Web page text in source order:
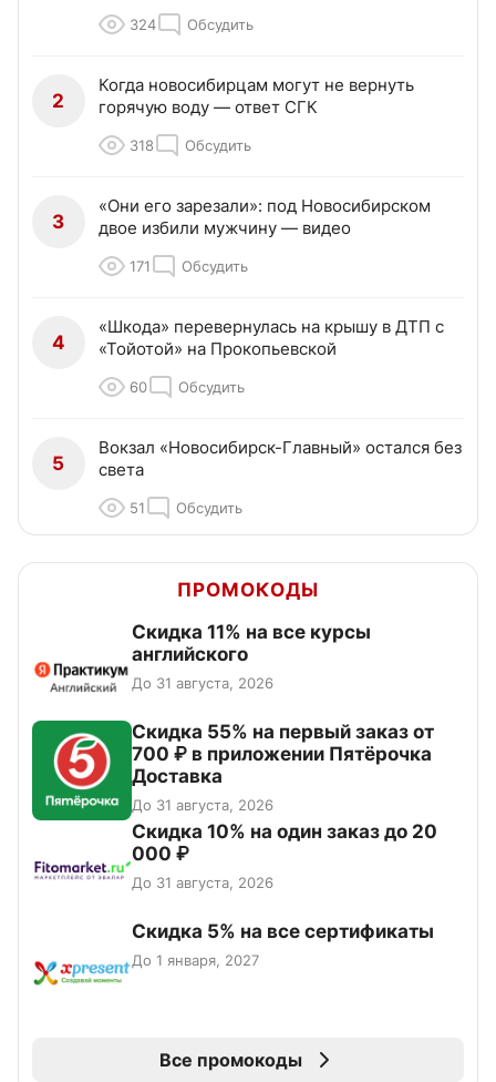
324 Обсудить
2
Когда новосибирцам могут не вернуть
горячую воду — ответ СГК
318 Обсудить
3
«Они его зарезали»: под Новосибирском
двое избили мужчину — видео
171 Обсудить
4
«Шкода» перевернулась на крышу в ДТП с
«Тойотой» на Прокопьевской
60 Обсудить
5
Вокзал «Новосибирск-Главный» остался без
света
51 Обсудить
ПРОМОКОДЫ
Скидка 11% на все курсы
английского
До 31 августа, 2026
Скидка 55% на первый заказ от
700 ₽ в приложении Пятёрочка
Доставка
До 31 августа, 2026
Скидка 10% на один заказ до 20
000 ₽
До 31 августа, 2026
Скидка 5% на все сертификаты
До 1 января, 2027
Все промокоды